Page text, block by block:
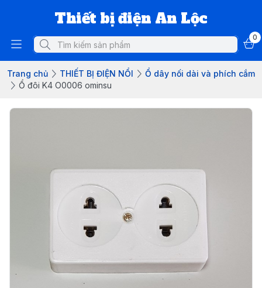
Thiết bị điện An Lộc
0
Trang chủ THIẾT BỊ ĐIỆN NỔI
Ổ dây nối dài và phích cắm
Ổ đôi K4 O0006 ominsu